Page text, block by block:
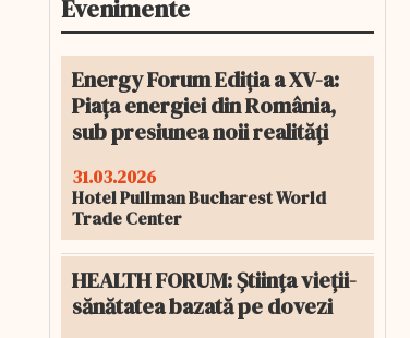
Evenimente
Energy Forum Ediția a XV-a:
Piața energiei din România,
sub presiunea noii realități
31.03.2026
Hotel Pullman Bucharest World
Trade Center
HEALTH FORUM: Știința vieții-
sănătatea bazată pe dovezi